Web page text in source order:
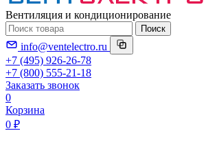
Вентиляция и кондиционирование
Поиск
info@ventelectro.ru
+7 (495) 926-26-78
+7 (800) 555-21-18
Заказать звонок
0
Корзина
0 ₽